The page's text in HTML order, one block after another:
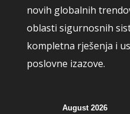
novih globalnih
oblasti sigurnosnih
kompletna rješenja i
poslovne izazove.
August 2026